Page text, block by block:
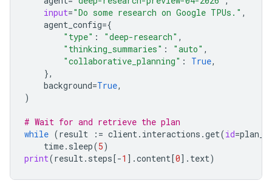
input="Do some research on Google TPUs." ,
agent_config={
"type" : "deep-research" ,
"thinking_summaries" : "auto" ,
"collaborative_planning" : True,
},
background=True,
)
# Wait for and retrieve the plan
while (result := client. interactions .get(id=
time. sleep(5)
print(result. steps[-1 ] .content[0] . text)